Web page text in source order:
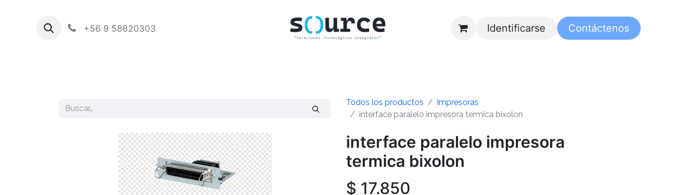
+56 9 58820303 Identificarse Contáctenos
Todos los productos
Impresoras
interface paralelo impresora termica bixolon
interface paralelo impresora
termica bixolon
$ 17.850